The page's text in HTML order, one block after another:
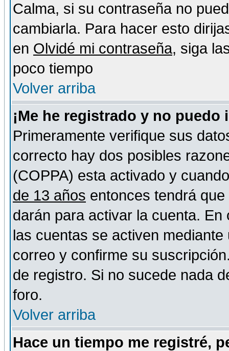
Calma, si su contraseña no
cambiarla. Para hacer esto
en Olvidé mi contraseña, siga
poco tiempo
Volver arriba
¡Me he registrado y no puedo
Primeramente verifique sus
correcto hay dos posibles
(COPPA) esta activado y
de 13 años entonces tendrá
darán para activar la cuenta.
las cuentas se activen
correo y confirme su
de registro. Si no sucede nada
foro.
Volver arriba
Hace un tiempo me registré,